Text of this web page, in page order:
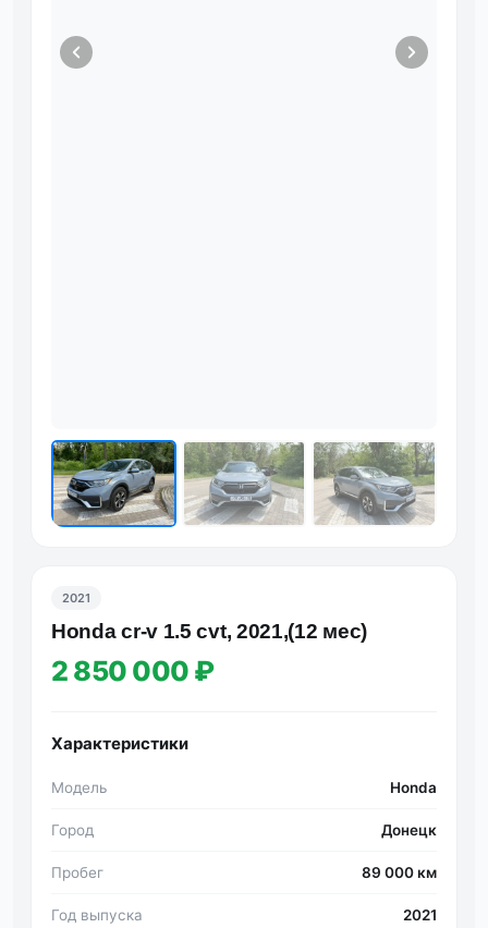
2021
Honda cr-v 1.5 cvt, 2021,(12 мес)
2 850 000 ₽
Характеристики
Модель Honda
Город Донецк
Пробег 89 000 км
Год выпуска 2021